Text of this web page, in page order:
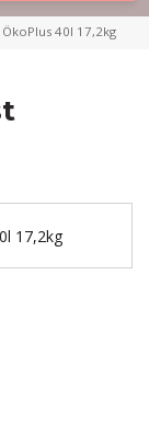
ÖkoPlus 40l 17,2kg